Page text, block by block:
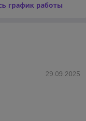
график работы
29.09.2025